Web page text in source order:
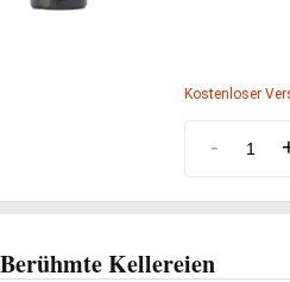
Kostenloser
-
Berühmte Kellereien